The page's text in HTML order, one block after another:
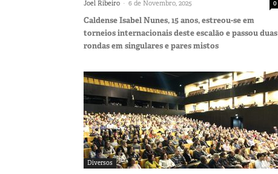
Joel Ribeiro - 6 de Novembro, 2025 0
Caldense Isabel Nunes, 15 anos, estreou-se em
torneios internacionais deste escalão e passou duas
rondas em singulares e pares mistos
Diversos